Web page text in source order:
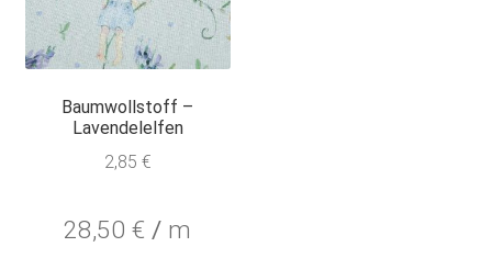
Baumwollstoff –
Lavendelelfen
2,85 €
28,50€ / m